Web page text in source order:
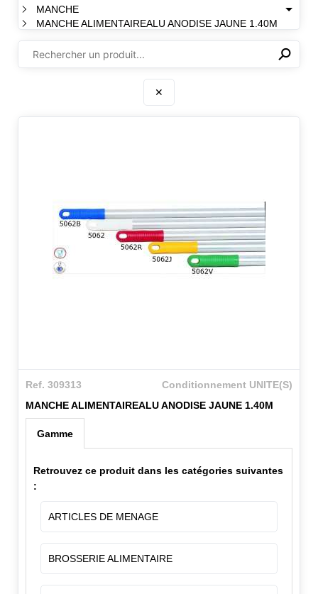
MANCHE
MANCHE ALIMENTAIREALU ANODISE JAUNE 1.40M
⚲
✕
Ref. 309313
Conditionnement UNITE(S)
MANCHE ALIMENTAIREALU ANODISE JAUNE 1.40M
Gamme
Retrouvez ce produit dans les catégories suivantes
:
ARTICLES DE MENAGE
BROSSERIE ALIMENTAIRE